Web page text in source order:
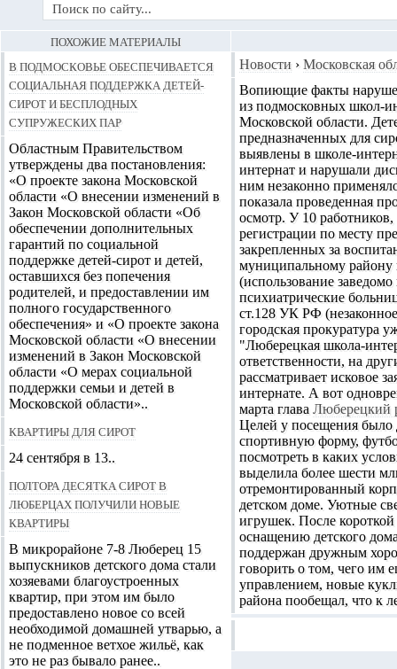
Новости › Московская
Вопиющие факты
из подмосковных школ-
Московской области.
предназначенных для
выявлены в школе-
интернат и нарушали
ним незаконно
показала проведенная
осмотр. У 10 работников,
регистрации по месту
закрепленных за
муниципальному району
(использование
психиатрические
ст.128 УК РФ
городская прокуратура
"Люберецкая школа-
ответственности, на
рассматривает исковое
интернате. А вот
марта глава Люберецкий
Целей у посещения было
спортивную форму,
посмотреть в каких
выделила более шести
отремонтированный
детском доме. Уютные
игрушек. После короткой
оснащению детского
поддержан дружным
говорить о том, чего им
управлением, новые
района пообещал, что к
ПОХОЖИЕ МАТЕРИАЛЫ
В Подмосковье обеспечивается
социальная поддержка детей-
сирот и бесплодных
супружеских пар
Областным Правительством
утверждены два постановления:
«О проекте закона Московской
области «О внесении изменений в
Закон Московской области «Об
обеспечении дополнительных
гарантий по социальной
поддержке детей-сирот и детей,
оставшихся без попечения
родителей, и предоставлении им
полного государственного
обеспечения» и «О проекте закона
Московской области «О внесении
изменений в Закон Московской
области «О мерах социальной
поддержки семьи и детей в
Московской области»..
Квартиры для сирот
24 сентября в 13..
Полтора десятка сирот в
Люберцах получили новые
квартиры
В микрорайоне 7-8 Люберец 15
выпускников детского дома стали
хозяевами благоустроенных
квартир, при этом им было
предоставлено новое со всей
необходимой домашней утварью, а
не подменное ветхое жильё, как
это не раз бывало ранее..